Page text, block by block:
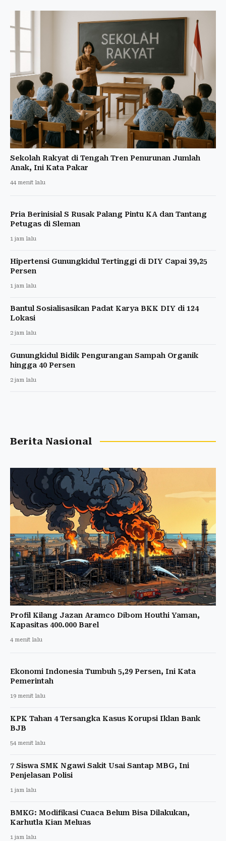
Sekolah Rakyat di Tengah Tren Penurunan Jumlah
Anak, Ini Kata Pakar
44 menit lalu
Pria Berinisial S Rusak Palang Pintu KA dan Tantang
Petugas di Sleman
1 jam lalu
Hipertensi Gunungkidul Tertinggi di DIY Capai 39,25
Persen
1 jam lalu
Bantul Sosialisasikan Padat Karya BKK DIY di 124
Lokasi
2 jam lalu
Gunungkidul Bidik Pengurangan Sampah Organik
hingga 40 Persen
2 jam lalu
Berita Nasional
Profil Kilang Jazan Aramco Dibom Houthi Yaman,
Kapasitas 400.000 Barel
4 menit lalu
Ekonomi Indonesia Tumbuh 5,29 Persen, Ini Kata
Pemerintah
19 menit lalu
KPK Tahan 4 Tersangka Kasus Korupsi Iklan Bank
BJB
54 menit lalu
7 Siswa SMK Ngawi Sakit Usai Santap MBG, Ini
Penjelasan Polisi
1 jam lalu
BMKG: Modifikasi Cuaca Belum Bisa Dilakukan,
Karhutla Kian Meluas
1 jam lalu